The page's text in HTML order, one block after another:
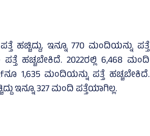
ಹಚ್ಚಿದ್ದು, ಇನ್ನೂ 770 ಮಂದಿಯನ್ನು ಪತ್ತೆ
ಪತ್ತೆ ಹಚ್ಚಬೇಕಿದೆ. 2022ರಲ್ಲಿ 6,468 ಮಂದಿ
1,635 ಮಂದಿಯನ್ನು ಪತ್ತೆ ಹಚ್ಚಬೇಕಿದೆ.
ಇನ್ನೂ 327 ಮಂದಿ ಪತ್ತೆಯಾಗಿಲ್ಲ.